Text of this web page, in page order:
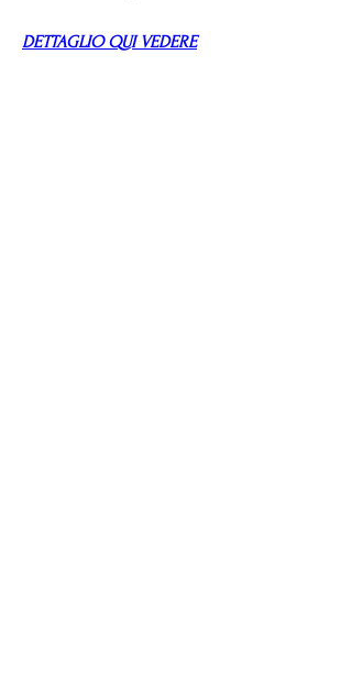
DETTAGLIO QUI VEDERE